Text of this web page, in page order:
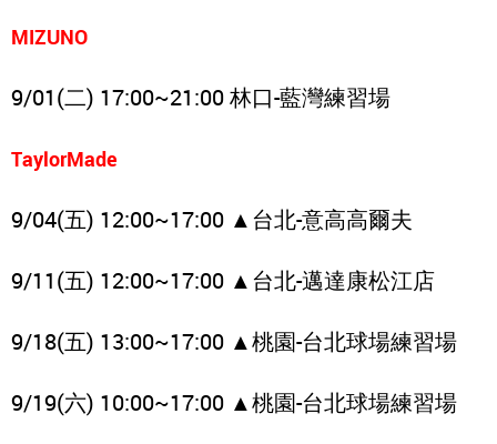
MIZUNO
9/01(二) 17:00~21:00 林口-藍灣練習場
TaylorMade
9/04(五) 12:00~17:00 ▲台北-意高高爾夫
9/11(五) 12:00~17:00 ▲台北-邁達康松江店
9/18(五) 13:00~17:00 ▲桃園-台北球場練習場
9/19(六) 10:00~17:00 ▲桃園-台北球場練習場